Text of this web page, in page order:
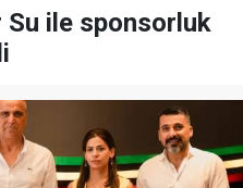
Su ile sponsorluk